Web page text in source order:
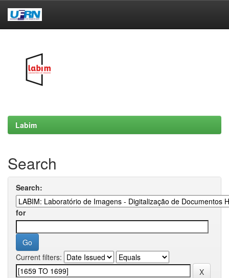
Labim
Search
Search:
for
Current filters: